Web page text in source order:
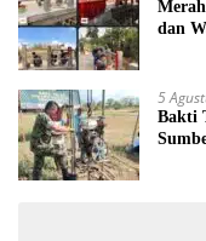
dan
5
Bakti